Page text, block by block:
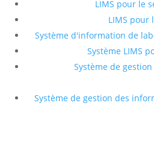
LIMS pour le
LIMS pour
Système d'information de
Système LIMS
Système de
Système de gestion des